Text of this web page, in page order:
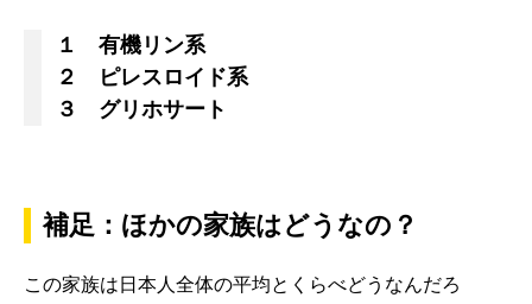
１ 有機リン系
２ ピレスロイド系
３ グリホサート
補足：ほかの家族はどうなの？
この家族は日本人全体の平均とくらべどうなんだろ